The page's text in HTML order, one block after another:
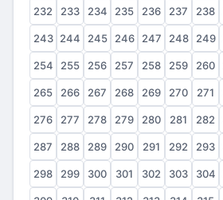
232 233 234 235 236 237 238
243 244 245 246 247 248 249
254 255 256 257 258 259 260
265 266 267 268 269 270 271
276 277 278 279 280 281 282
287 288 289 290 291 292 293
298 299 300 301 302 303 304